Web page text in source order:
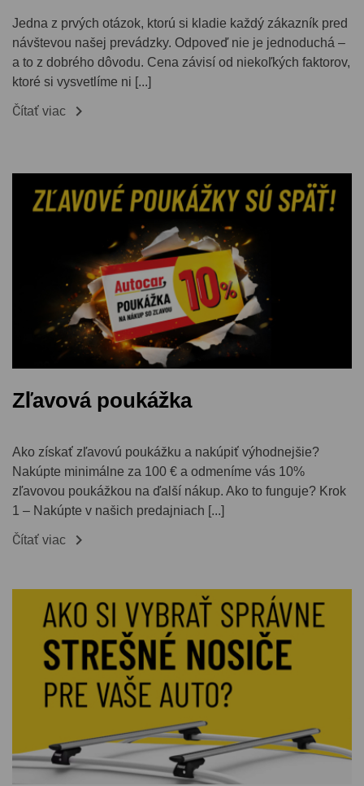
Jedna z prvých otázok, ktorú si kladie každý zákazník pred
návštevou našej prevádzky. Odpoveď nie je jednoduchá –
a to z dobrého dôvodu. Cena závisí od niekoľkých faktorov,
ktoré si vysvetlíme ni [...]
Čítať viac 
Zľavová poukážka
Ako získať zľavovú poukážku a nakúpiť výhodnejšie?
Nakúpte minimálne za 100 € a odmeníme vás 10%
zľavovou poukážkou na ďalší nákup. Ako to funguje? Krok
1 – Nakúpte v našich predajniach [...]
Čítať viac 